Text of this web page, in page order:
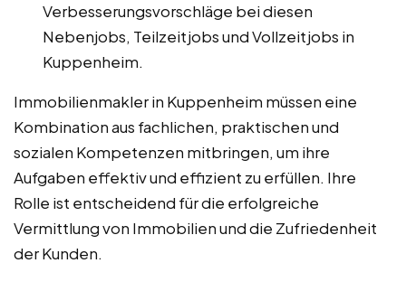
Verbesserungsvorschläge bei diesen
Nebenjobs, Teilzeitjobs und Vollzeitjobs in
Kuppenheim.
Immobilienmakler in Kuppenheim müssen eine
Kombination aus fachlichen, praktischen und
sozialen Kompetenzen mitbringen, um ihre
Aufgaben effektiv und effizient zu erfüllen. Ihre
Rolle ist entscheidend für die erfolgreiche
Vermittlung von Immobilien und die Zufriedenheit
der Kunden.